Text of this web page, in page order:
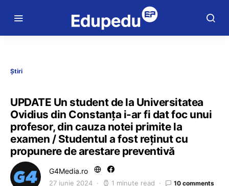
Știri
UPDATE Un student de la Universitatea
Ovidius din Constanța i-ar fi dat foc unui
profesor, din cauza notei primite la
examen / Studentul a fost reținut cu
propunere de arestare preventivă
G4Media.ro
27 iunie 2024 1 minute read 10 comments